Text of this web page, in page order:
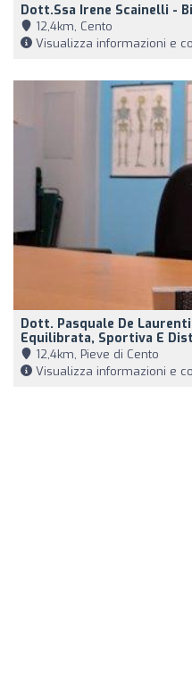
Dott.ssa Irene Scainelli -
12,4km, Cento
Visualizza informazioni e
Dott. Pasquale De
Equilibrata, Sportiva E
12,4km, Pieve di Cento
Visualizza informazioni e